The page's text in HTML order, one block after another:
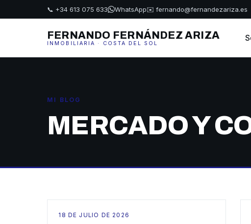
📞 +34 613 075 633 WhatsApp✉️ fernando@fernandezariza.es
FERNANDO FERNÁNDEZ ARIZA
INMOBILIARIA · COSTA DEL SOL
MI BLOG
MERCADO Y
18 DE JULIO DE 2026